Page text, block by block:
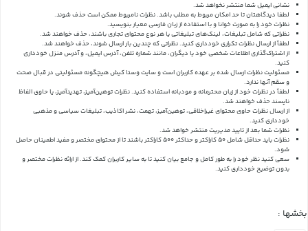
نشانی ایمیل شما منتشر نخواهد شد.
لطفا دیدگاهتان تا حد امکان مربوط به مطلب باشد. نظرات نامربوط ممکن است حذف شوند.
نظرات خود را به صورت خوانا و با استفاده از زبان فارسی معیار بنویسید.
نظراتی که شامل تبلیغات، لینک‌های تبلیغاتی یا هر نوع محتوای تجاری باشند، حذف خواهند شد.
لطفاً از ارسال نظرات تکراری خودداری کنید. نظراتی که چندین بار ارسال شوند، حذف خواهند شد.
از اشتراک‌گذاری اطلاعات شخصی خود یا دیگران، مانند شماره تلفن، آدرس ایمیل، و آدرس منزل خودداری
کنید.
مسئولیت نظرات ارسال شده بر عهده کاربران است و سایت وستا کیش هیچگونه مسئولیتی در قبال صحت
و سقم آنها ندارد.
لطفاً در نظرات خود از زبان محترمانه و مودبانه استفاده کنید. نظرات توهین‌آمیز، تهدیدآمیز، یا حاوی الفاظ
ناپسند حذف خواهند شد.
از ارسال نظرات حاوی محتوای غیراخلاقی، توهین‌آمیز، تهمت، نشر اکاذیب، تبلیغات سیاسی و مذهبی
خودداری کنید.
نظرات شما بعد از تایید مدیریت منتشر خواهد شد.
نظرات باید حداقل شامل 50 کاراکتر و حداکثر 500 کاراکتر باشند تا از محتوای مختصر و مفید اطمینان حاصل
شود.
سعی کنید نظر خود را به طور کامل و جامع بیان کنید تا به سایر کاربران کمک کند.از ارائه نظرات مختصر و
بدون توضیح خودداری کنید.
بخشها :